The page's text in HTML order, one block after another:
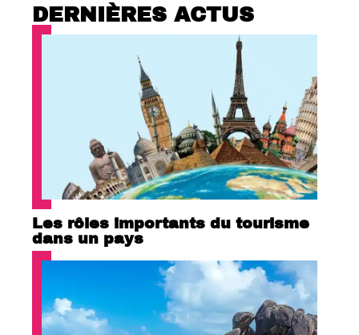
DERNIÈRES ACTUS
Les rôles importants du tourisme
dans un pays